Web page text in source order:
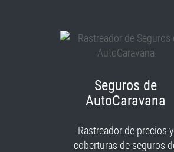
Seguros de
AutoCaravana
Rastreador de precios y
coberturas de seguros